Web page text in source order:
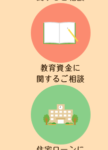
教育資金に
関するご相談